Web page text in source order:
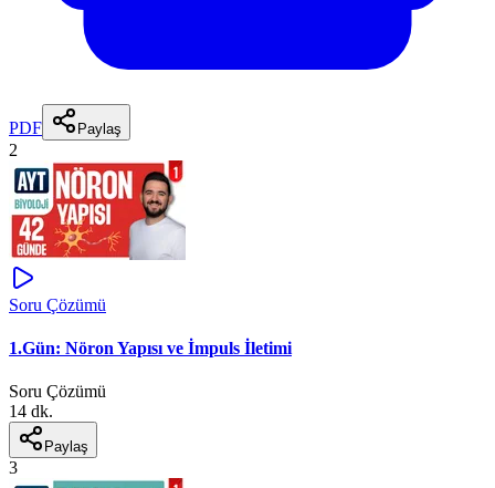
PDF Paylaş
2
Soru Çözümü
1.Gün: Nöron Yapısı ve İmpuls İletimi
Soru Çözümü
14 dk.
Paylaş
3